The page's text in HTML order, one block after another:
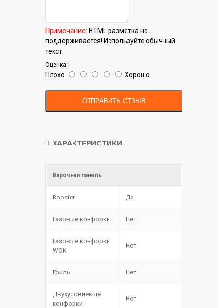
Примечание: HTML разметка не
поддерживается! Используйте обычный
текст.
Оценка:
Плохо Хорошо
ОТПРАВИТЬ ОТЗЫВ
ХАРАКТЕРИСТИКИ
Варочная панель
Booster Да
Газовые конфорки Нет
Газовые конфорки
WOK
Нет
Гриль Нет
Двухуровневые
конфорки
Нет